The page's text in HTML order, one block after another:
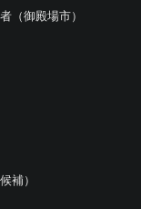
（御殿場市）
補）